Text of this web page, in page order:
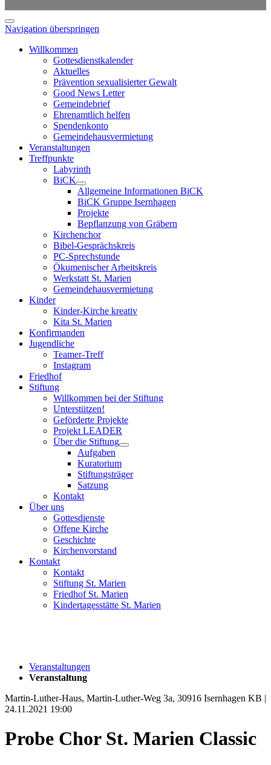
Navigation überspringen
Willkommen
Gottesdienstkalender
Aktuelles
Prävention sexualisierter Gewalt
Good News Letter
Gemeindebrief
Ehrenamtlich helfen
Spendenkonto
Gemeindehausvermietung
Veranstaltungen
Treffpunkte
Labyrinth
BiCK
Allgemeine Informationen BiCK
BiCK Gruppe Isernhagen
Projekte
Bepflanzung von Gräbern
Kirchenchor
Bibel-Gesprächskreis
PC-Sprechstunde
Ökumenischer Arbeitskreis
Werkstatt St. Marien
Gemeindehausvermietung
Kinder
Kinder-Kirche kreativ
Kita St. Marien
Konfirmanden
Jugendliche
Teamer-Treff
Instagram
Friedhof
Stiftung
Willkommen bei der Stiftung
Unterstützen!
Geförderte Projekte
Projekt LEADER
Über die Stiftung
Aufgaben
Kuratorium
Stiftungsträger
Satzung
Kontakt
Über uns
Gottesdienste
Offene Kirche
Geschichte
Kirchenvorstand
Kontakt
Kontakt
Stiftung St. Marien
Friedhof St. Marien
Kindertagesstätte St. Marien
Veranstaltungen
Veranstaltung
Martin-Luther-Haus, Martin-Luther-Weg 3a, 30916 Isernhagen KB |
24.11.2021 19:00
Probe Chor St. Marien Classic